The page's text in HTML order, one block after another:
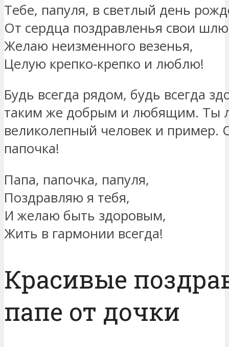
Тебе, папуля, в светлый день
От сердца поздравленья свои
Желаю неизменного везенья,
Целую крепко-крепко и люблю!
Будь всегда рядом, будь всегда
таким же добрым и любящим. Ты
великолепный человек и пример.
папочка!
Папа, папочка, папуля,
Поздравляю я тебя,
И желаю быть здоровым,
Жить в гармонии всегда!
Красивые
папе от дочки